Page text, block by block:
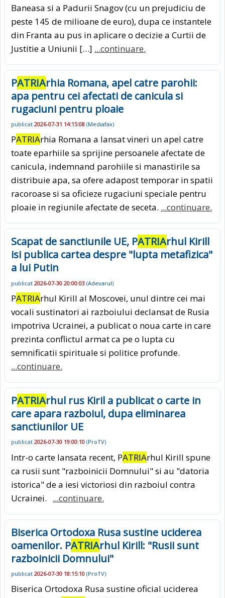
Baneasa si a Padurii Snagov (cu un prejudiciu de
peste 145 de milioane de euro), dupa ce instantele
din Franta au pus in aplicare o decizie a Curtii de
Justitie a Uniunii […] ...continuare.
PATRIArhia Romana, apel catre parohii:
apa pentru cei afectati de canicula si
rugaciuni pentru ploaie
publicat 2026-07-31 14:15:08 (Mediafax)
PATRIArhia Romana a lansat vineri un apel catre
toate eparhiile sa sprijine persoanele afectate de
canicula, indemnand parohiile si manastirile sa
distribuie apa, sa ofere adapost temporar in spatii
racoroase si sa oficieze rugaciuni speciale pentru
ploaie in regiunile afectate de seceta. ...continuare.
Scapat de sanctiunile UE, PATRIArhul Kirill
isi publica cartea despre "lupta metafizica"
a lui Putin
publicat 2026-07-30 20:00:03 (Adevarul)
PATRIArhul Kirill al Moscovei, unul dintre cei mai
vocali sustinatori ai razboiului declansat de Rusia
impotriva Ucrainei, a publicat o noua carte in care
prezinta conflictul armat ca pe o lupta cu
semnificatii spirituale si politice profunde.
...continuare.
PATRIArhul rus Kiril a publicat o carte in
care apara razboiul, dupa eliminarea
sanctiunilor UE
publicat 2026-07-30 19:00:10 (ProTV)
Intr-o carte lansata recent, PATRIArhul Kirill spune
ca rusii sunt "razboinicii Domnului" si au "datoria
istorica" de a iesi victoriosi din razboiul contra
Ucrainei. ...continuare.
Biserica Ortodoxa Rusa sustine uciderea
oamenilor. PATRIArhul Kirill: "Rusii sunt
razboinicii Domnului"
publicat 2026-07-30 18:15:10 (ProTV)
Biserica Ortodoxa Rusa sustine oficial uciderea